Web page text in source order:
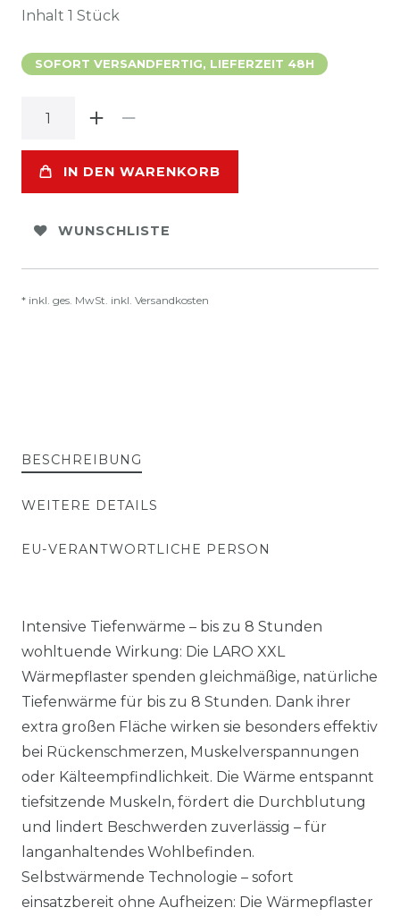
Inhalt 1 Stück
SOFORT VERSANDFERTIG, LIEFERZEIT 48H
IN DEN WARENKORB
WUNSCHLISTE
* inkl. ges. MwSt. inkl. Versandkosten
BESCHREIBUNG
WEITERE DETAILS
EU-VERANTWORTLICHE PERSON
Intensive Tiefenwärme – bis zu 8 Stunden
wohltuende Wirkung: Die LARO XXL
Wärmepflaster spenden gleichmäßige, natürliche
Tiefenwärme für bis zu 8 Stunden. Dank ihrer
extra großen Fläche wirken sie besonders effektiv
bei Rückenschmerzen, Muskelverspannungen
oder Kälteempfindlichkeit. Die Wärme entspannt
tiefsitzende Muskeln, fördert die Durchblutung
und lindert Beschwerden zuverlässig – für
langanhaltendes Wohlbefinden.
Selbstwärmende Technologie – sofort
einsatzbereit ohne Aufheizen: Die Wärmepflaster